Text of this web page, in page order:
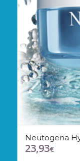
Neutogena
23,93€